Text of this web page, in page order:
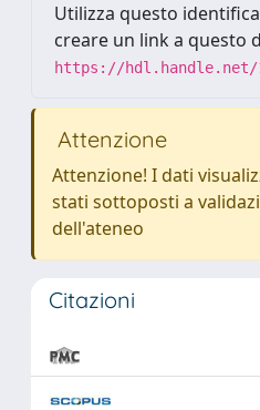
Utilizza questo
creare un link a questo
https://hdl.handle.net/
Attenzione
Attenzione! I dati
stati sottoposti a
dell'ateneo
Citazioni